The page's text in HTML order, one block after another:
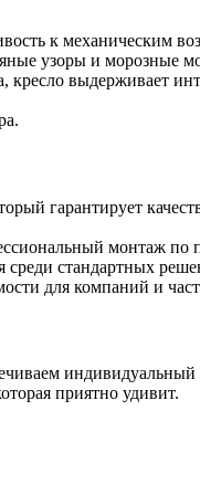
к механическим
узоры и морозные
выдерживает
гарантирует
монтаж по
среди стандартных
для компаний и
приятно удивит.